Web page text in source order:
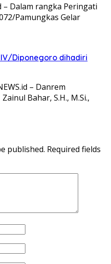
– Dalam rangka Peringati
Pamungkas Gelar
Diponegoro dihadiri
– Danrem
Bahar, S.H., M.Si.,
published. Required fields